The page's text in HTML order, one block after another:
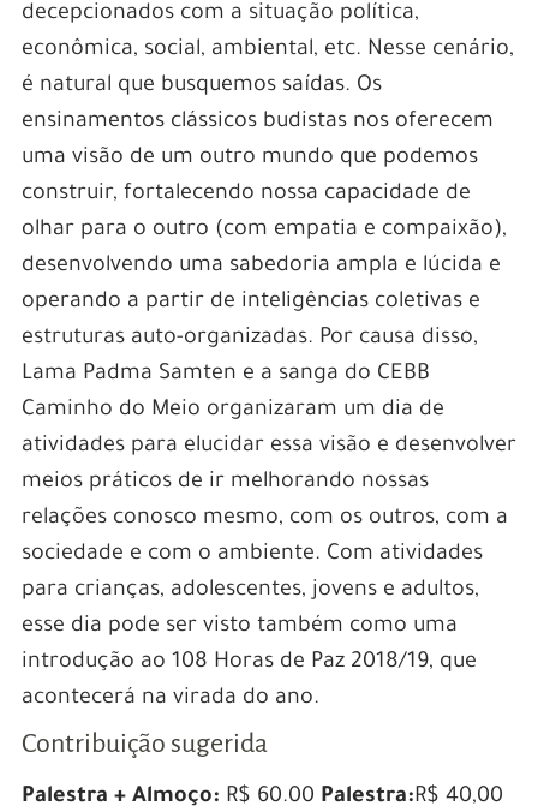
decepcionados com a situação política,
econômica, social, ambiental, etc. Nesse cenário,
é natural que busquemos saídas. Os
ensinamentos clássicos budistas nos oferecem
uma visão de um outro mundo que podemos
construir, fortalecendo nossa capacidade de
olhar para o outro (com empatia e compaixão),
desenvolvendo uma sabedoria ampla e lúcida e
operando a partir de inteligências coletivas e
estruturas auto-organizadas. Por causa disso,
Lama Padma Samten e a sanga do CEBB
Caminho do Meio organizaram um dia de
atividades para elucidar essa visão e desenvolver
meios práticos de ir melhorando nossas
relações conosco mesmo, com os outros, com a
sociedade e com o ambiente. Com atividades
para crianças, adolescentes, jovens e adultos,
esse dia pode ser visto também como uma
introdução ao 108 Horas de Paz 2018/19, que
acontecerá na virada do ano.
Contribuição sugerida
Palestra + Almoço: R$ 60.00 Palestra:R$ 40,00